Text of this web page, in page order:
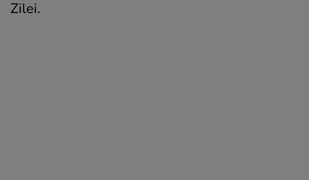
Zilei.